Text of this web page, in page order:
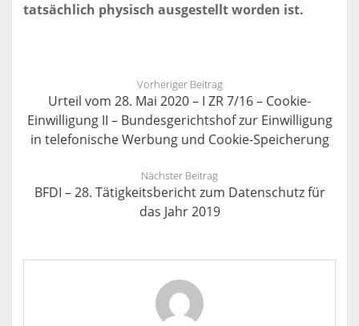
tatsächlich physisch ausgestellt worden ist.
Vorheriger Beitrag
Urteil vom 28. Mai 2020 – I ZR 7/16 – Cookie-
Einwilligung II – Bundesgerichtshof zur Einwilligung
in telefonische Werbung und Cookie-Speicherung
Nächster Beitrag
BFDI – 28. Tätigkeitsbericht zum Datenschutz für
das Jahr 2019